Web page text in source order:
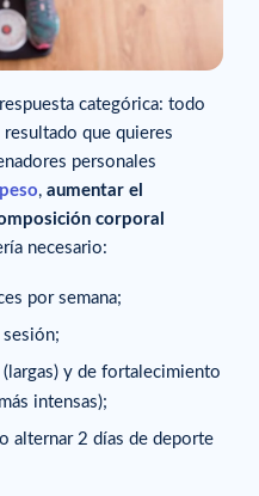
categórica: todo
que quieres
personales
, aumentar el
corporal
necesario:
por semana;
sesión;
y de fortalecimiento
intensas);
alternar 2 días de deporte